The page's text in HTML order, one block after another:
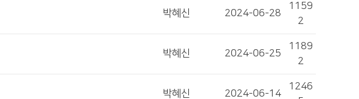
박혜신 2024-06-28
1159
2
박혜신 2024-06-25
1189
2
박혜신 2024-06-14
1246